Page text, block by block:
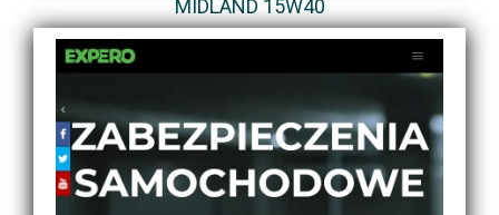
MIDLAND 15W40